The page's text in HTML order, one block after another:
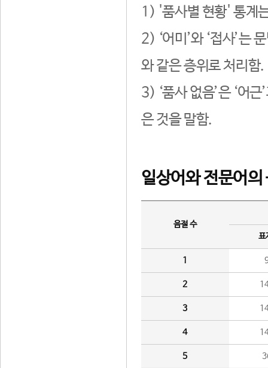
1) '품사별 현황' 통계
2) ‘어미’와 ‘접사’는
와 같은 층위로 처리함.
3) ‘품사 없음’은 ‘어
은 것을 말함.
일상어와 전문어의
음절 수
표
1
2
3
4
5